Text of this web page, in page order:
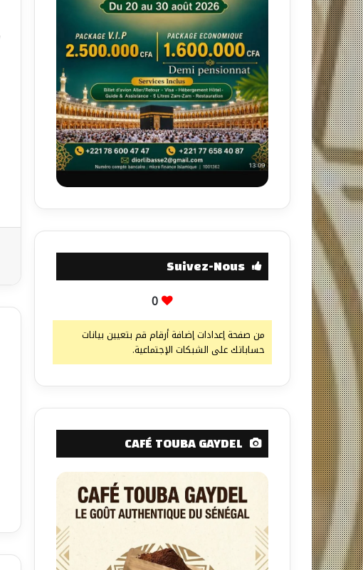
Suivez-Nous
0
من صفحة إعدادات إضافة أرقام قم بتعيين بيانات
حساباتك على الشبكات الإجتماعية.
CAFÉ TOUBA GAYDEL